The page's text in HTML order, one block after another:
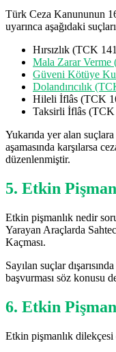
Türk Ceza Kanununun
uyarınca aşağıdaki
Hırsızlık (TCK
Mala Zarar
Güveni Kötüye
Dolandırıcılık
Hileli İflâs (TCK
Taksirli İflâs (TCK
Yukarıda yer alan
aşamasında karşılarsa
düzenlenmiştir.
5. Etkin
Etkin pişmanlık nedir
Yarayan Araçlarda
Kaçması.
Sayılan suçlar
başvurması söz konusu
6. Etkin
Etkin pişmanlık dilekçesi